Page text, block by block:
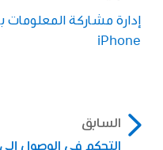
إدارة مشاركة المعلومات
iPhone
السابق
التحكم في الوصول